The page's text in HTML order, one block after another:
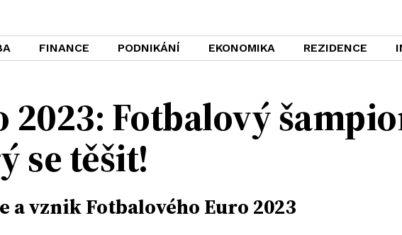
FINANCE PODNIKÁNÍ EKONOMIKA REZIDENCE
2023: Fotbalový
se těšit!
a vznik Fotbalového Euro 2023